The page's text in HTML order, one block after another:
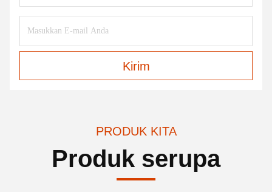
Kirim
PRODUK KITA
Produk serupa